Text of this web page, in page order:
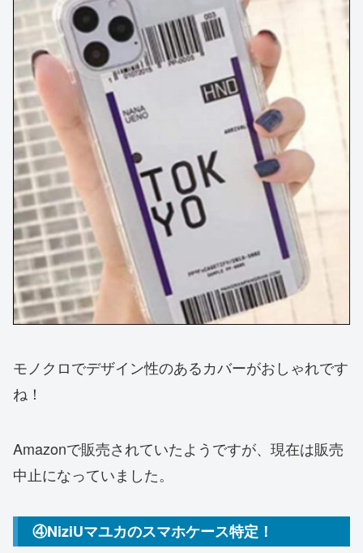
モノクロでデザイン性のあるカバーがおしゃれです
ね！
Amazonで販売されていたようですが、現在は販売
中止になっていました。
④NiziUマユカのスマホケース特定！